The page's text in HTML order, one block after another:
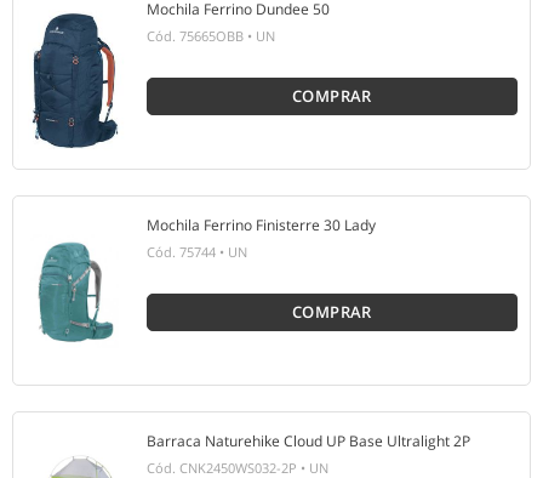
Mochila Ferrino Dundee 50
Cód. 75665OBB • UN
COMPRAR
Mochila Ferrino Finisterre 30 Lady
Cód. 75744 • UN
COMPRAR
Barraca Naturehike Cloud UP Base Ultralight 2P
Cód. CNK2450WS032-2P • UN